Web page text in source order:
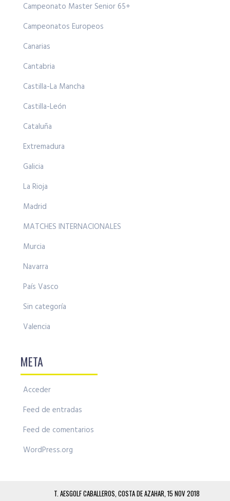
Campeonato Master Senior 65+
Campeonatos Europeos
Canarias
Cantabria
Castilla-La Mancha
Castilla-León
Cataluña
Extremadura
Galicia
La Rioja
Madrid
MATCHES INTERNACIONALES
Murcia
Navarra
País Vasco
Sin categoría
Valencia
META
Acceder
Feed de entradas
Feed de comentarios
WordPress.org
T. AESGOLF CABALLEROS, COSTA DE AZAHAR, 15 NOV 2018